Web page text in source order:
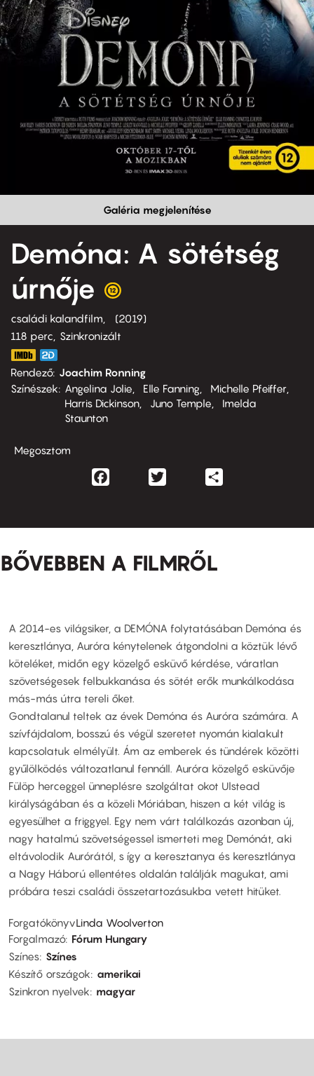
Galéria megjelenítése
Demóna: A sötétség
úrnője
családi kalandfilm
2019
118 perc,
Szinkronizált
Rendező Joachim Ronning
Színészek
Angelina Jolie Elle Fanning
Michelle Pfeiffer
Harris Dickinson
Juno Temple
Imelda
Staunton
Megosztom
Facebook
BŐVEBBEN A FILMRŐL
A 2014-es világsiker, a DEMÓNA folytatásában Demóna és
keresztlánya, Auróra kénytelenek átgondolni a köztük lévő
köteléket, midőn egy közelgő esküvő kérdése, váratlan
szövetségesek felbukkanása és sötét erők munkálkodása
más-más útra tereli őket.
Gondtalanul teltek az évek Demóna és Auróra számára. A
szívfájdalom, bosszú és végül szeretet nyomán kialakult
kapcsolatuk elmélyült. Ám az emberek és tündérek közötti
gyűlölködés változatlanul fennáll. Auróra közelgő esküvője
Fülöp herceggel ünneplésre szolgáltat okot Ulstead
királyságában és a közeli Móriában, hiszen a két világ is
egyesülhet a friggyel. Egy nem várt találkozás azonban új,
nagy hatalmú szövetségessel ismerteti meg Demónát, aki
eltávolodik Aurórától, s így a keresztanya és keresztlánya
a Nagy Háború ellentétes oldalán találják magukat, ami
próbára teszi családi összetartozásukba vetett hitüket.
ForgatókönyvLinda Woolverton
Forgalmazó Fórum Hungary
Színes Színes
Készítő országok
amerikai
Szinkron nyelvek
magyar